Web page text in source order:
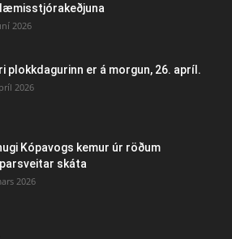
2026
plokkdagurinn er á morgun, 26. apríl.
2026
Kópavogs kemur úr röðum
skáta
2026